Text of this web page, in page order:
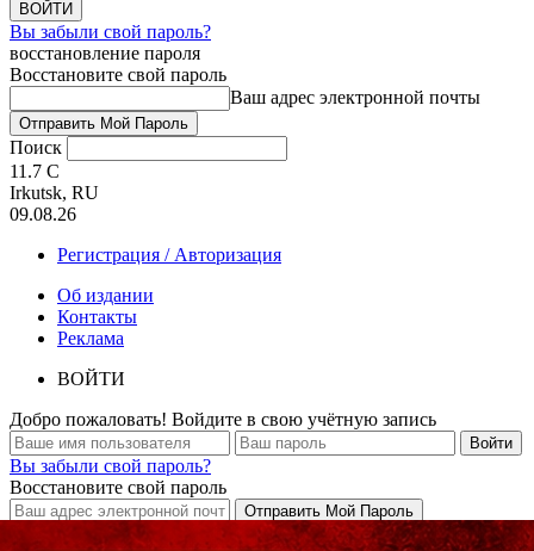
Вы забыли свой пароль?
восстановление пароля
Восстановите свой пароль
Ваш адрес электронной почты
Поиск
11.7 C
Irkutsk, RU
09.08.26
Регистрация / Авторизация
Об издании
Контакты
Реклама
ВОЙТИ
Добро пожаловать! Войдите в свою учётную запись
Вы забыли свой пароль?
Восстановите свой пароль
Кто есть кто в Байкальском регионе